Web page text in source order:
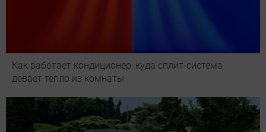
Как работает кондиционер: куда сплит-система
девает тепло из комнаты